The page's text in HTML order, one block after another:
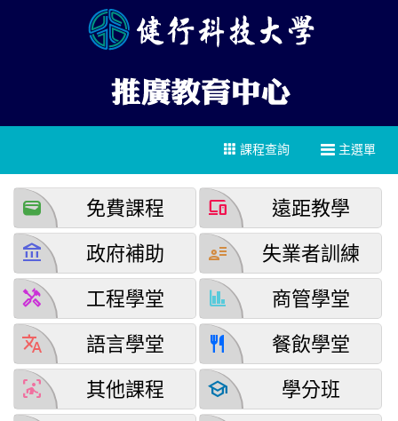
主選單
課程查詢
wallet 免費課程 devices 遠距教學
account_balance 政府補助 user_attributes 失業者訓練
handyman 工程學堂 finance 商管學堂
translate 語言學堂 restaurant 餐飲學堂
detection_and_zone 其他課程 school 學分班